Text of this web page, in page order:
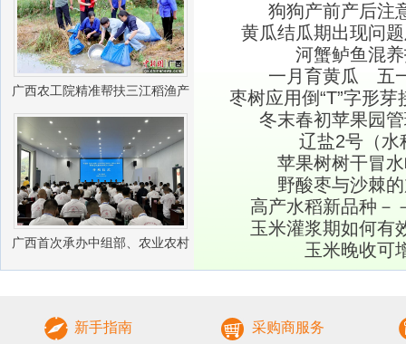
广西农工院精准帮扶三江稻渔产
业振兴
广西首次承办中组部、农业农村
部农村实用人才 带头人培训兽医
狗狗产前产后注
黄瓜结瓜期出现问
河蟹鲈鱼混
一月育黄瓜 五
枣树应用倒“T”字形
冬末春初苹果园
辽盐2号（水
苹果树树干冒
野酸枣与沙棘
高产水稻新品种－
玉米灌浆期如何有
玉米晚收可
新手指南 采购商服务